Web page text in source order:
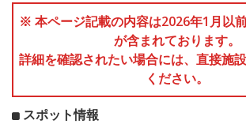
※ 本ページ記載の内容は2026年1月以
が含まれております。
詳細を確認されたい場合には、直接施
ください。
スポット情報